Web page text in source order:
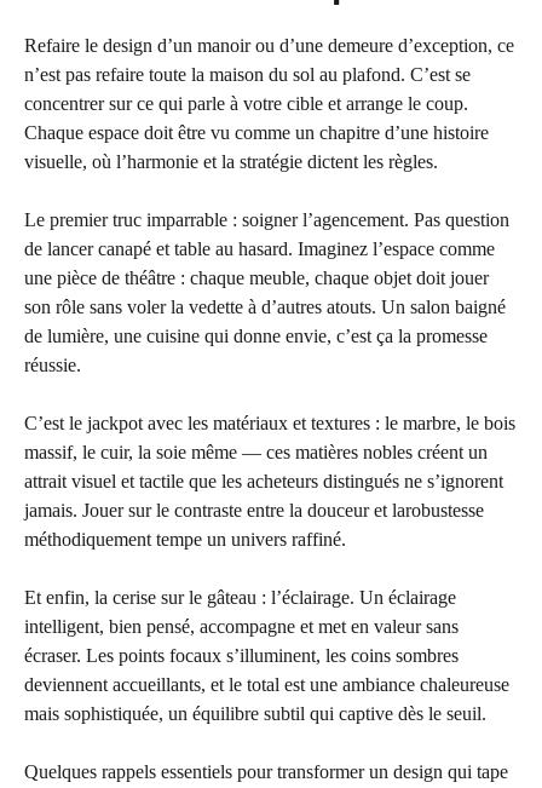
Refaire le design d’un manoir ou d’une demeure d’exception, ce
n’est pas refaire toute la maison du sol au plafond. C’est se
concentrer sur ce qui parle à votre cible et arrange le coup.
Chaque espace doit être vu comme un chapitre d’une histoire
visuelle, où l’harmonie et la stratégie dictent les règles.
Le premier truc imparrable : soigner l’agencement. Pas question
de lancer canapé et table au hasard. Imaginez l’espace comme
une pièce de théâtre : chaque meuble, chaque objet doit jouer
son rôle sans voler la vedette à d’autres atouts. Un salon baigné
de lumière, une cuisine qui donne envie, c’est ça la promesse
réussie.
C’est le jackpot avec les matériaux et textures : le marbre, le bois
massif, le cuir, la soie même — ces matières nobles créent un
attrait visuel et tactile que les acheteurs distingués ne s’ignorent
jamais. Jouer sur le contraste entre la douceur et larobustesse
méthodiquement tempe un univers raffiné.
Et enfin, la cerise sur le gâteau : l’éclairage. Un éclairage
intelligent, bien pensé, accompagne et met en valeur sans
écraser. Les points focaux s’illuminent, les coins sombres
deviennent accueillants, et le total est une ambiance chaleureuse
mais sophistiquée, un équilibre subtil qui captive dès le seuil.
Quelques rappels essentiels pour transformer un design qui tape